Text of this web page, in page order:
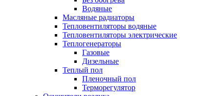
Водяные
Масляные радиаторы
Тепловентиляторы водяные
Тепловентиляторы электрические
Теплогенераторы
Газовые
Дизельные
Теплый пол
Пленочный пол
Терморегулятор